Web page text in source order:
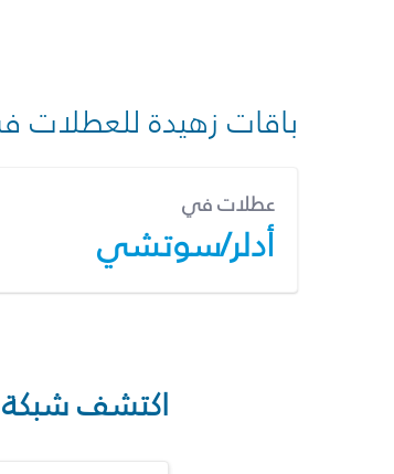
باقات زهيدة للعطلات
عطلات في
أدلر/سوتشي
اكتشف شبكة